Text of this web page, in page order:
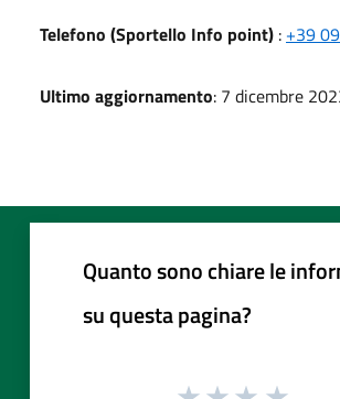
Telefono (Sportello Info point) : +39
Ultimo aggiornamento: 7 dicembre
Quanto sono chiare le
su questa pagina?